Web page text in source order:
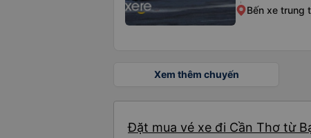
Bến xe trung
Xem thêm chuyến
Đặt mua vé xe đi Cần Thơ từ